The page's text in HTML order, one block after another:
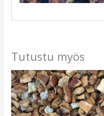
Tutustu myös